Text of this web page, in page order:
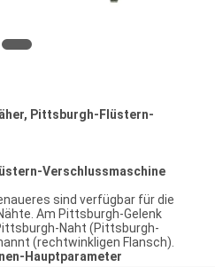
Pittsburgh-Flüstern-
Verschlussmaschine
sind verfügbar für die
Am Pittsburgh-Gelenk
Naht (Pittsburgh-
(rechtwinkligen Flansch).
Hauptparameter